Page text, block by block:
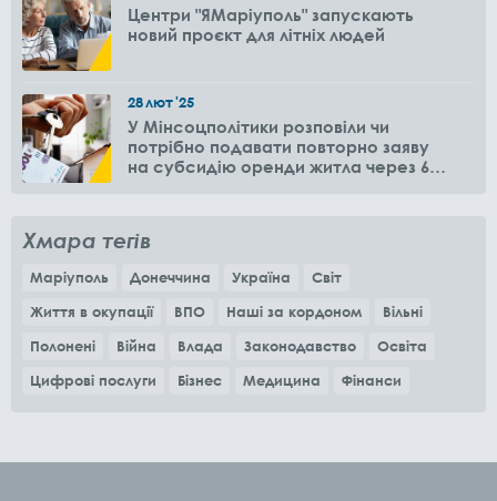
Центри "ЯМаріуполь" запускають
новий проєкт для літніх людей
28лют'25
У Мінсоцполітики розповіли чи
потрібно подавати повторно заяву
на субсидію оренди житла через 6
Хмара тегів
Маріуполь Донеччина Україна
Світ
Життя в окупації
ВПО Наші за кордоном
Вільні
Полонені
Війна Влада Законодавство
Освіта
Цифрові послуги
Бізнес Медицина Фінанси